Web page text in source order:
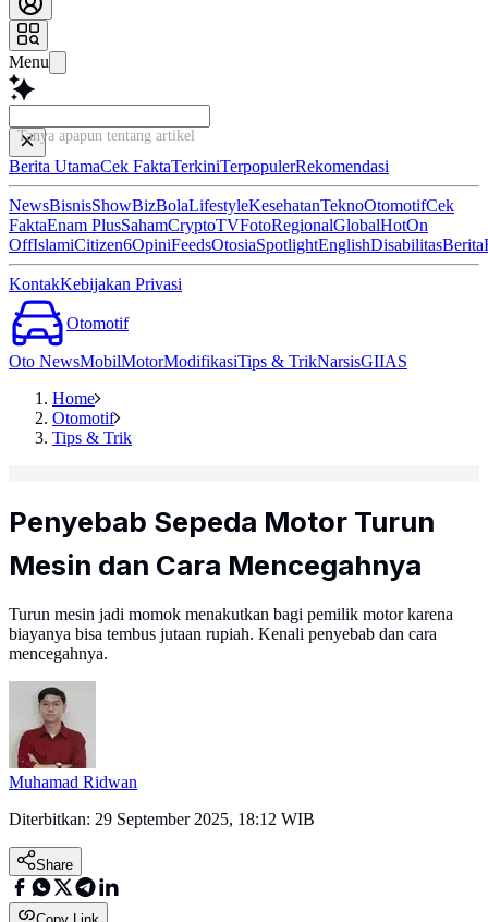
Menu
Tanya apapun tentang artikel ini...
Berita UtamaCek FaktaTerkiniTerpopulerRekomendasi
NewsBisnisShowBizBolaLifestyleKesehatanTeknoOtomotifCek
FaktaEnam PlusSahamCryptoTVFotoRegionalGlobalHotOn
OffIslamiCitizen6OpiniFeedsOtosiaSpotlightEnglishDisabilitasBerita
KontakKebijakan Privasi
Otomotif
Oto NewsMobilMotorModifikasiTips & TrikNarsisGIIAS
Home
Otomotif
Tips & Trik
Penyebab Sepeda Motor Turun
Mesin dan Cara Mencegahnya
Turun mesin jadi momok menakutkan bagi pemilik motor karena
biayanya bisa tembus jutaan rupiah. Kenali penyebab dan cara
mencegahnya.
Muhamad Ridwan
Diterbitkan: 29 September 2025, 18:12 WIB
Share